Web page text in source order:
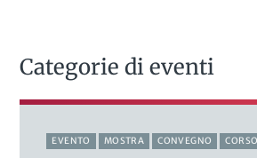
Categorie di eventi
EVENTO MOSTRA CONVEGNO CORSO